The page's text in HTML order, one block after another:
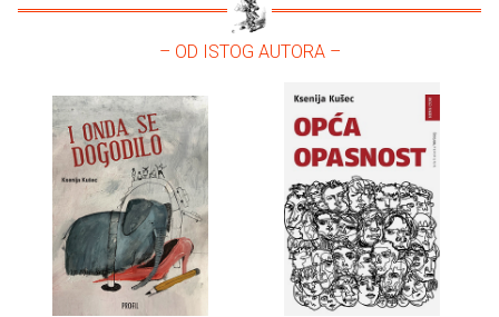
– OD ISTOG AUTORA –